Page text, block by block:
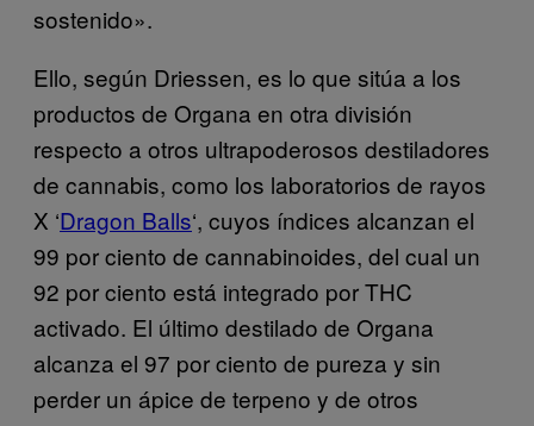
sostenido».
Ello, según Driessen, es lo que sitúa a los
productos de Organa en otra división
respecto a otros ultrapoderosos destiladores
de cannabis, como los laboratorios de rayos
X ‘Dragon Balls‘, cuyos índices alcanzan el
99 por ciento de cannabinoides, del cual un
92 por ciento está integrado por THC
activado. El último destilado de Organa
alcanza el 97 por ciento de pureza y sin
perder un ápice de terpeno y de otros